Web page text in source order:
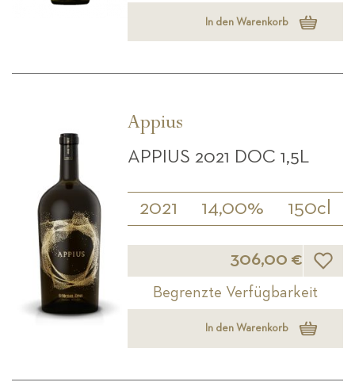
In den Warenkorb
Appius
APPIUS 2021 DOC 1,5L
2021 14,00% 150cl
306,00 €
Begrenzte Verfügbarkeit
In den Warenkorb